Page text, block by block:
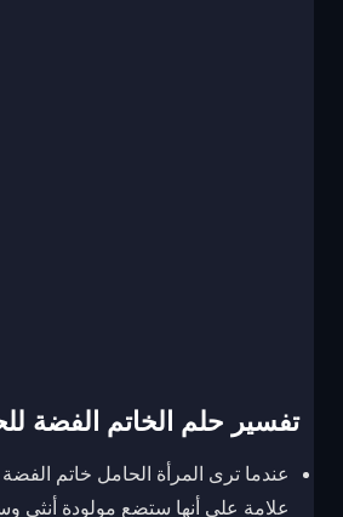
تفسير حلم الخاتم الفضة
عندما ترى المرأة الحامل خاتم
علامة على أنها ستضع مولودة أنثى